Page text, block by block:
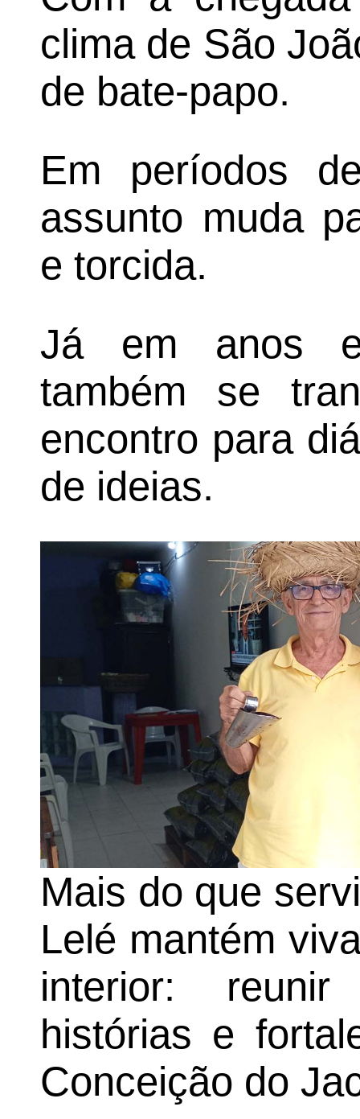
clima de São
de bate-papo.
Em períodos
assunto muda
e torcida.
Já em anos
também se
encontro para
de ideias.
Mais do que
Lelé mantém
interior: reunir
histórias e
Conceição do